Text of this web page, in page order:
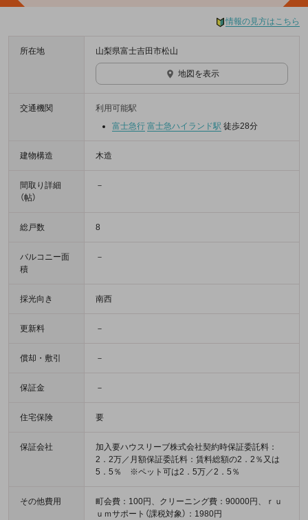
情報の見方はこちら
所在地 山梨県富士吉田市松山
地図を表示
交通機関
利用可能駅
富士急行 富士急ハイランド駅 徒歩28分
建物構造 木造
間取り詳細
（帖）
－
総戸数 8
バルコニー面
積
－
採光向き 南西
更新料 －
償却・敷引 －
保証金 －
住宅保険 要
保証会社
加入要ハウスリーブ株式会社契約時保証委託料：
2．2万／月額保証委託料：賃料総額の2．2％又は
5．5％ ※ペット可は2．5万／2．5％
その他費用
町会費：100円、クリーニング費：90000円、ｒｕ
ｕｍサポート（課税対象）：1980円